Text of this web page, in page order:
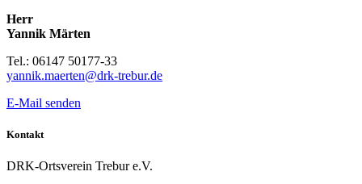
Herr
Yannik Märten
Tel.: 06147 50177-33
yannik.maerten@drk-trebur.de
E-Mail senden
Kontakt
DRK-Ortsverein Trebur e.V.